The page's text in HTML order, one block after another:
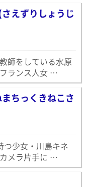
えずりしょうじ
師をしている水原
ランス人女 …
ちっくきねこさ
つ少女・川島キネ
メラ片手に …